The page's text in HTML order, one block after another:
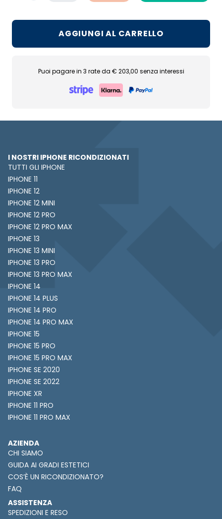
AGGIUNGI AL CARRELLO
Puoi pagare in 3 rate da € 203,00 senza interessi
I NOSTRI IPHONE RICONDIZIONATI
TUTTI GLI IPHONE
IPHONE 11
IPHONE 12
IPHONE 12 MINI
IPHONE 12 PRO
IPHONE 12 PRO MAX
IPHONE 13
IPHONE 13 MINI
IPHONE 13 PRO
IPHONE 13 PRO MAX
IPHONE 14
IPHONE 14 PLUS
IPHONE 14 PRO
IPHONE 14 PRO MAX
IPHONE 15
IPHONE 15 PRO
IPHONE 15 PRO MAX
IPHONE SE 2020
IPHONE SE 2022
IPHONE XR
IPHONE 11 PRO
IPHONE 11 PRO MAX
AZIENDA
CHI SIAMO
GUIDA AI GRADI ESTETICI
COS’È UN RICONDIZIONATO?
FAQ
ASSISTENZA
SPEDIZIONI E RESO